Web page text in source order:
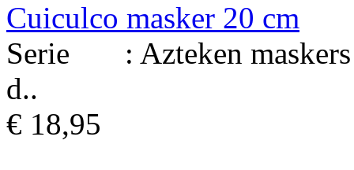
Cuiculco masker 20 cm
Serie : Azteken maskers
d..
€ 18,95